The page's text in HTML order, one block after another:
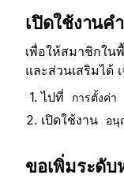
เปิดใช้งานค
เพื่อให้สมาชิกใน
และส่วนเสริมได้
ไปที่
การตั้งค่า
เปิดใช้งาน อนุ
ขอเพิ่มระดับ